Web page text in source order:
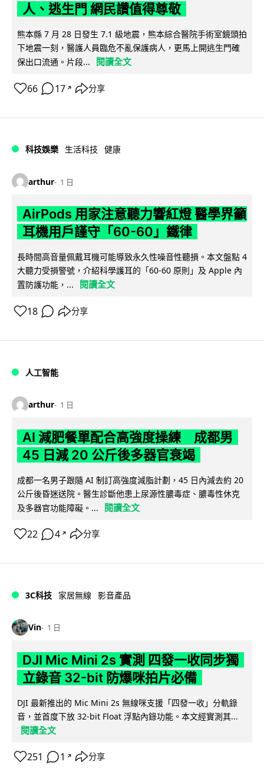
人、逃生門 網民讚值得尊敬
熊本縣 7 月 28 日發生 7.1 級地震，熊本綜合醫院手術室鏡頭拍
下地震一刻，醫護人員臨危不亂保護病人，更馬上開逃生門確
保出口流通。片段...
閱讀全文
66 17 ↗ 分享
科技娛樂 生活科技 健康
arthur 1 日
AirPods 用家注意聽力響紅燈 醫學界籲
耳機用戶謹守「60-60」鐵律
長時間高音量佩戴耳機可能導致永久性噪音性聽損。本文盤點 4
大聽力受損警號，介紹科學護耳的「60-60 原則」及 Apple 內
置防護功能，...
閱讀全文
18 分享
人工智能
arthur 1 日
AI 減肥餐單配合高強度操練 成都男
45 日減 20 公斤後多器官衰竭
成都一名男子跟隨 AI 制訂高強度減脂計劃，45 日內減去約 20
公斤後昏迷送院。醫生診斷他患上尿源性膿毒症、膿毒性休克
及多器官功能障礙。...
閱讀全文
22 4 ↗ 分享
3C科技 家居無線 影音產品
Vin 1 日
DJI Mic Mini 2s 實測 四發一收同步獨
立錄音 32-bit 防爆咪拍片必備
DJI 最新推出的 Mic Mini 2s 無線咪支援「四發一收」分軌錄
音，並首度下放 32-bit Float 浮點內錄功能。本文經實測其...
閱讀全文
251 1 ↗ 分享